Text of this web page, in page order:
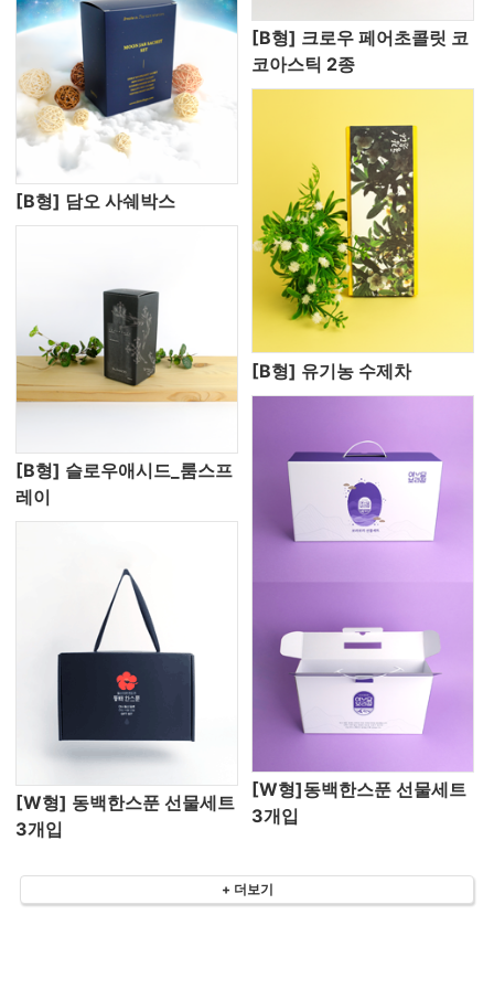
[B형] 담오 사쉐박스
[B형] 크로우 페어초콜릿 코
코아스틱 2종
[B형] 슬로우애시드_룸스프
레이
[B형] 유기농 수제차
[W형] 동백한스푼 선물세트
3개입
[W형]동백한스푼 선물세트
3개입
+ 더보기